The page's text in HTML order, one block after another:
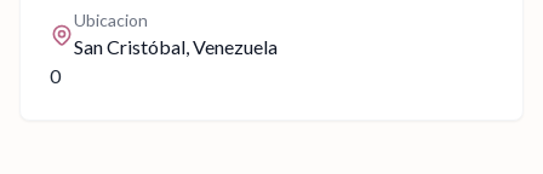
Ubicacion
San Cristóbal, Venezuela
0